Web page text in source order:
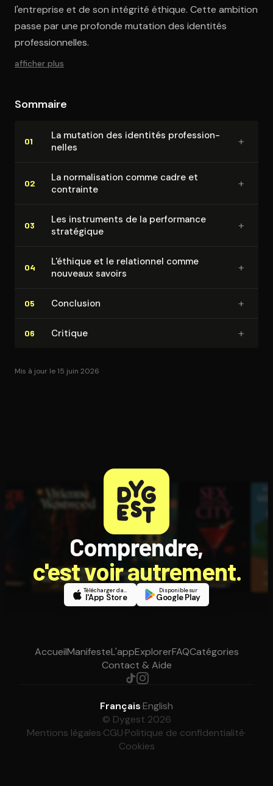
l'entreprise et de son intégrité éthique. Cette ambition
passe par une profonde mutation des identités
professionnelles.
afficher plus
Sommaire
01
La mutation des identités pro­fes­sion­
nelles
+
02
La nor­ma­li­sa­tion comme cadre et
contrainte
+
03
Les instruments de la performance
stratégique
+
04
L'éthique et le relationnel comme
nouveaux savoirs
+
05 Conclusion +
06 Critique +
Mis à jour le 15 juin 2026
Comprendre,
c'est voir autrement.
Télécharger dans
l'App Store
Disponible sur
Google Play
AccueilManifesteL'appExplorerFAQCatégories
Contact & Aide
Français·English
© Dygest 2026
Mentions légales·CGU·Politique de confidentialité·
Cookies